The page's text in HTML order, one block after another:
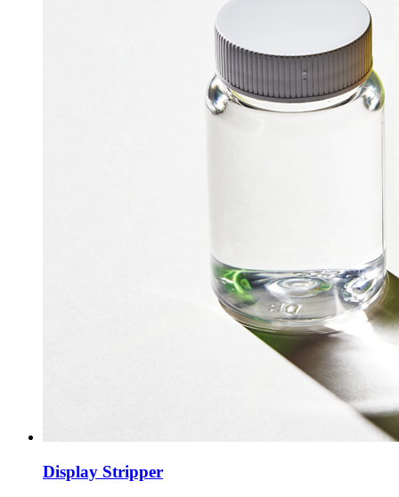
Display Stripper